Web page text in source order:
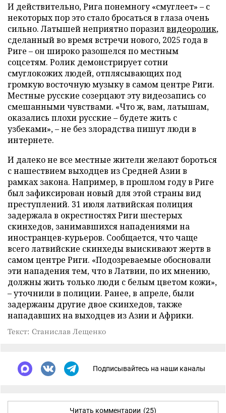
И действительно, Рига понемногу «смуглеет» – с
некоторых пор это стало бросаться в глаза очень
сильно. Латышей неприятно поразилвидеоролик,
сделанный во время встречи нового, 2025 года в
Риге – он широко разошелся по местным
соцсетям. Ролик демонстрирует сотни
смуглокожих людей, отплясывающих под
громкую восточную музыку в самом центре Риги.
Местные русские созерцают эту видеозапись со
смешанными чувствами. «Что ж, вам, латышам,
оказались плохи русские – будете жить с
узбеками», – не без злорадства пишут люди в
интернете.
И далеко не все местные жители желают бороться
с нашествием выходцев из Средней Азии в
рамках закона. Например, в прошлом году в Риге
был зафиксирован новый для этой страны вид
преступлений. 31 июля латвийская полиция
задержала в окрестностях Риги шестерых
скинхедов, занимавшихся нападениями на
иностранцев-курьеров. Сообщается, что чаще
всего латвийские скинхеды выискивают жертв в
самом центре Риги. «Подозреваемые обосновали
эти нападения тем, что в Латвии, по их мнению,
должны жить только люди с белым цветом кожи»,
– уточнили в полиции. Ранее, в апреле, были
задержаны другие двое скинхедов, также
нападавших на выходцев из Азии и Африки.
Текст: Станислав Лещенко
Подписывайтесь на наши каналы
Читать комментарии (25)